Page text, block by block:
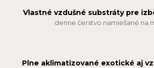
Vlastné vzdušné substráty pre
denne čerstvo namiešané na
Plne aklimatizované exotické aj